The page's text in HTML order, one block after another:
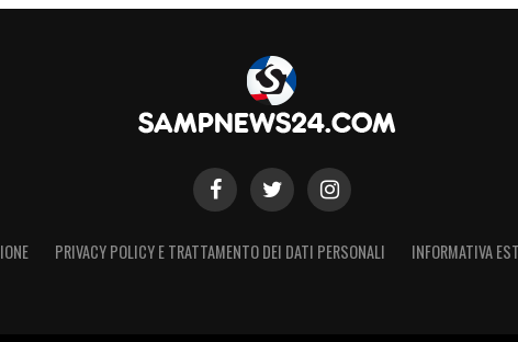
PRIVACY POLICY E TRATTAMENTO DEI DATI PERSONALI INFORMATIVA